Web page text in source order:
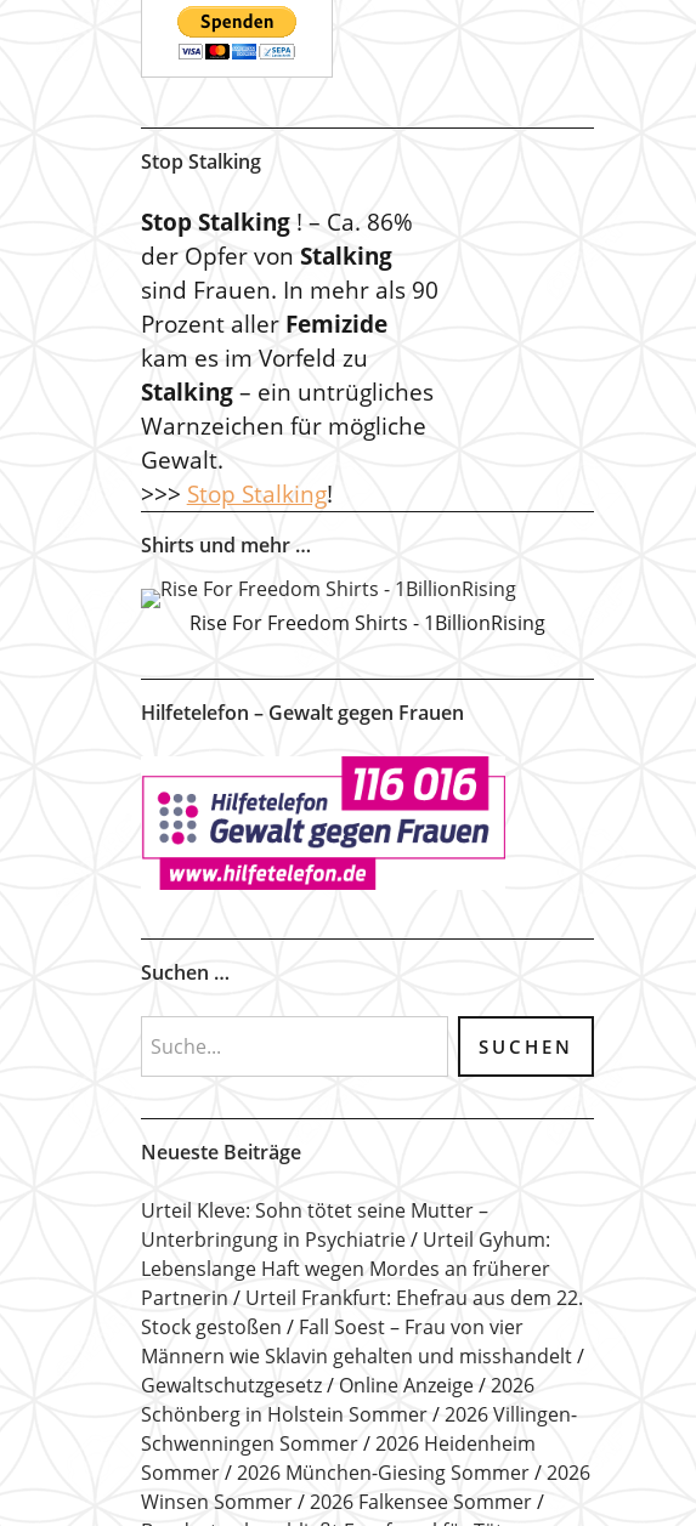
Stop Stalking
Stop Stalking! – Ca. 86%
der Opfer von Stalking
sind Frauen. In mehr als 90
Prozent aller Femizide
kam es im Vorfeld zu
Stalking– ein untrügliches
Warnzeichen für mögliche
Gewalt.
>>> Stop Stalking!
Shirts und mehr …
Rise For Freedom Shirts - 1BillionRising
Hilfetelefon – Gewalt gegen Frauen
Suchen …
Neueste Beiträge
Urteil Kleve: Sohn tötet seine Mutter –
Unterbringung in Psychiatrie
Urteil Gyhum:
Lebenslange Haft wegen Mordes an früherer
Partnerin
Urteil Frankfurt: Ehefrau aus dem 22.
Stock gestoßen
Fall Soest – Frau von vier
Männern wie Sklavin gehalten und misshandelt
Gewaltschutzgesetz
Online Anzeige
2026
Schönberg in Holstein Sommer
2026 Villingen-
Schwenningen Sommer
2026 Heidenheim
Sommer
2026 München-Giesing Sommer
2026
Winsen Sommer
2026 Falkensee Sommer